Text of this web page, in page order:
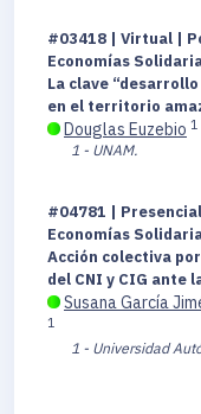
#03418 | Virtual |
Economías
La clave
en el territorio
Douglas Euzebio 1
1 - UNAM.
#04781 |
Economías
Acción colectiva
del CNI y CIG ante
Susana García
1
1 - Universidad